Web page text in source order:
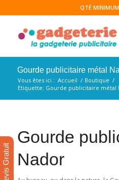
QTÉ MINIMUM
Gourde publicitaire métal
Vous êtes ici : Accueil / Boutique /
Etiquette: Gourde publicitaire métal
Gourde
Nador
Devis Gratuit